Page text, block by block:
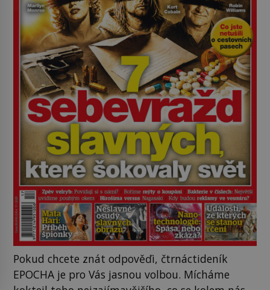
Pokud chcete znát odpověďi, čtrnáctideník
EPOCHA je pro Vás jasnou volbou. Mícháme